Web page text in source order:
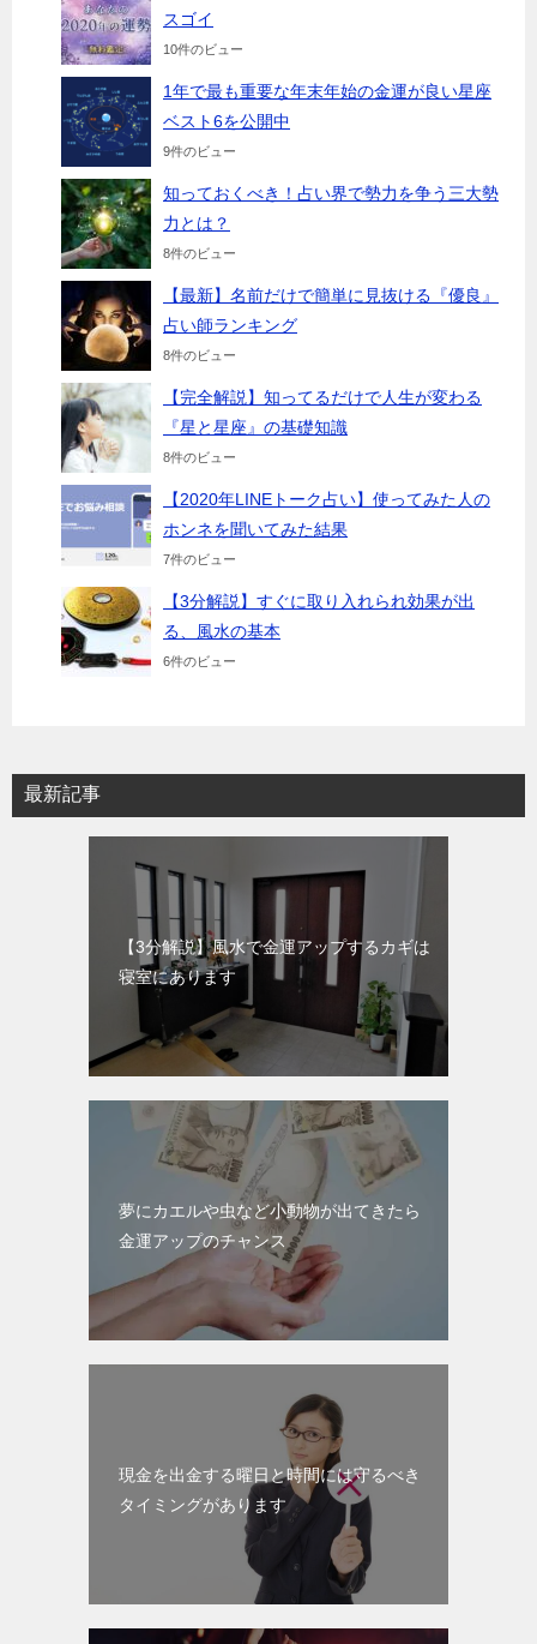
スゴイ
10件のビュー
1年で最も重要な年末年始の金運が良い星座
ベスト6を公開中
9件のビュー
知っておくべき！占い界で勢力を争う三大勢
力とは？
8件のビュー
【最新】名前だけで簡単に見抜ける『優良』
占い師ランキング
8件のビュー
【完全解説】知ってるだけで人生が変わる
『星と星座』の基礎知識
8件のビュー
【2020年LINEトーク占い】使ってみた人の
ホンネを聞いてみた結果
7件のビュー
【3分解説】すぐに取り入れられ効果が出
る、風水の基本
6件のビュー
最新記事
【3分解説】風水で金運アップするカギは
寝室にあります
夢にカエルや虫など小動物が出てきたら
金運アップのチャンス
現金を出金する曜日と時間には守るべき
タイミングがあります